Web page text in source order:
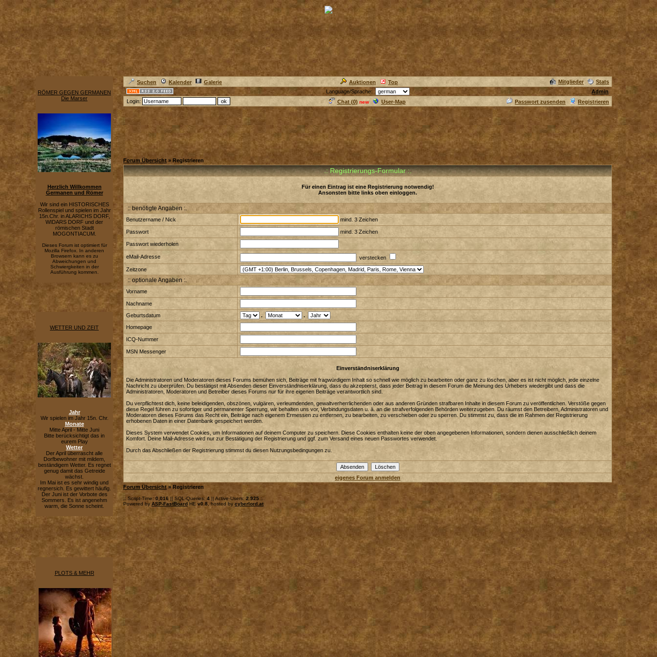
RÖMER GEGEN GERMANEN
Die Marser
Herzlich Willkommen
Germanen und Römer
Wir sind ein HISTORISCHES
Rollenspiel und spielen im Jahr
15n.Chr. in ALARICHS DORF,
WIDARS DORF und der
römischen Stadt
MOGONTIACUM.
Dieses Forum ist optimiert für
Mozilla Firefox. In anderen
Browsern kann es zu
Abweichungen und
Schwiergkeiten in der
Ausführung kommen.
WETTER UND ZEIT
Jahr
Wir spielen im Jahr 15n. Chr.
Monate
Mitte April - Mitte Juni
Bitte berücksichtigt das in
eurem Play
Wetter
Der April überrascht alle
Dorfbewohner mit mildem,
beständigem Wetter. Es regnet
genug damit das Getreide
wächst.
Im Mai ist es sehr windig und
regnersich. Es gewittert häufig.
Der Juni ist der Vorbote des
Sommers. Es ist angenehm
warm, die Sonne scheint.
PLOTS & MEHR
Suchen Kalender Galerie Auktionen Top Mitglieder
Stats
Language/Sprache:
Admin
Login:
Chat (0) new User-Map Passwort zusenden Registrieren
Forum Übersicht » Registrieren
.: Registrierungs-Formular :.
Für einen Eintrag ist eine Registrierung notwendig!
Ansonsten bitte links oben einloggen.
:: benötigte Angaben :.
Benutzername / Nick mind. 3 Zeichen
Passwort mind. 3 Zeichen
Passwort wiederholen
eMail-Adresse
verstecken
Zeitzone
:: optionale Angaben :.
Vorname
Nachname
Geburtsdatum
.
.
Homepage
ICQ-Nummer
MSN Messenger
Einverständniserklärung
Die Administratoren und Moderatoren dieses Forums bemühen sich, Beiträge mit fragwürdigem Inhalt so schnell wie möglich zu bearbeiten oder ganz zu löschen, aber es ist nicht möglich, jede einzelne
Nachricht zu überprüfen. Du bestätigst mit Absenden dieser Einverständniserklärung, dass du akzeptierst, dass jeder Beitrag in diesem Forum die Meinung des Urhebers wiedergibt und dass die
Administratoren, Moderatoren und Betreiber dieses Forums nur für ihre eigenen Beiträge verantwortlich sind.
Du verpflichtest dich, keine beleidigenden, obszönen, vulgären, verleumdenden, gewaltverherrlichenden oder aus anderen Gründen strafbaren Inhalte in diesem Forum zu veröffentlichen. Verstöße gegen
diese Regel führen zu sofortiger und permanenter Sperrung, wir behalten uns vor, Verbindungsdaten u. ä. an die strafverfolgenden Behörden weiterzugeben. Du räumst den Betreibern, Administratoren und
Moderatoren dieses Forums das Recht ein, Beiträge nach eigenem Ermessen zu entfernen, zu bearbeiten, zu verschieben oder zu sperren. Du stimmst zu, dass die im Rahmen der Registrierung
erhobenen Daten in einer Datenbank gespeichert werden.
Dieses System verwendet Cookies, um Informationen auf deinem Computer zu speichern. Diese Cookies enthalten keine der oben angegebenen Informationen, sondern dienen ausschließlich deinem
Komfort. Deine Mail-Adresse wird nur zur Bestätigung der Registrierung und ggf. zum Versand eines neuen Passwortes verwendet.
Durch das Abschließen der Registrierung stimmst du diesen Nutzungsbedingungen zu.
eigenes Forum anmelden
Forum Übersicht» Registrieren
.: Script-Time: 0,016 || SQL-Queries: 4 || Active-Users: 2 925 :.
Powered by ASP-FastBoardHE v0.8 , hosted by cyberlord.at